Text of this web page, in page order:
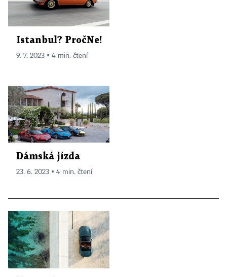
Istanbul? PročNe!
9. 7. 2023 ▪ 4 min. čtení
Dámská jízda
23. 6. 2023 ▪ 4 min. čtení